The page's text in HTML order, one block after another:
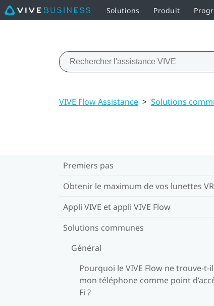
Solutions Produit
VIVE Flow Assistance > Solutions
Premiers pas
Obtenir le maximum de vos lunettes VR
Appli VIVE et appli VIVE Flow
Solutions communes
Général
Pourquoi le VIVE Flow ne trouve-t-
mon téléphone comme point
Fi ?